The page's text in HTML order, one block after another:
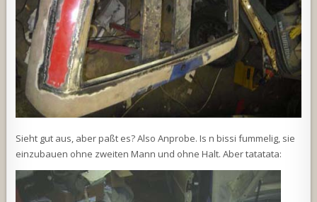
Sieht gut aus, aber paßt es? Also Anprobe. Is n bissi fummelig, sie
einzubauen ohne zweiten Mann und ohne Halt. Aber tatatata: